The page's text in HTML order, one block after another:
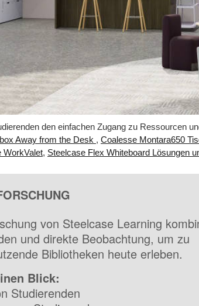
den einfachen Zugang zu Ressourcen
Away from the Desk , Coalesse Montara650
WorkValet, Steelcase Flex Whiteboard Lösungen
von Steelcase Learning
und direkte Beobachtung, um zu
Bibliotheken heute erleben.
Blick:
Studierenden